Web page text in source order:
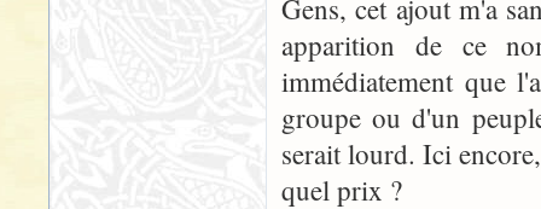
Gens, cet ajout m'a
apparition de ce
immédiatement que
groupe ou d'un
serait lourd. Ici
quel prix ?